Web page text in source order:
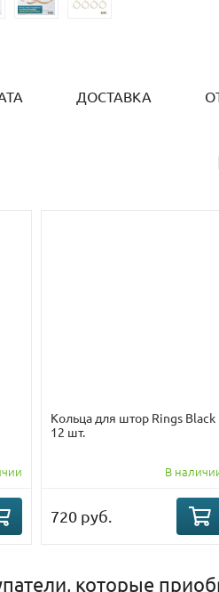
ДОСТАВКА
Кольца для штор Rings Black
12 шт.
В
720 руб.
которые